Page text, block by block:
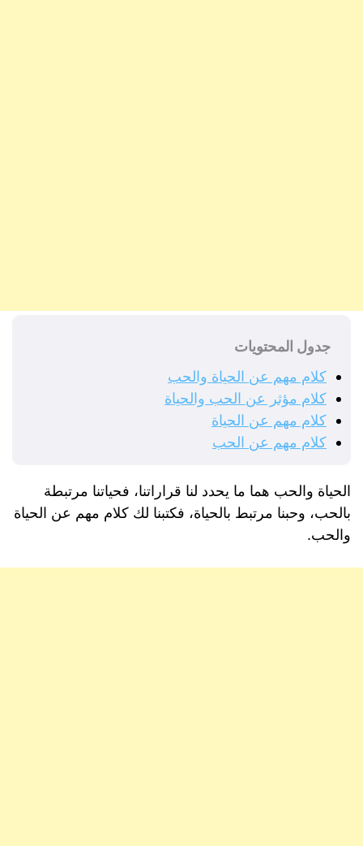
جدول المحتويات
كلام مهم عن الحياة والحب
كلام مؤثر عن الحب والحياة
كلام مهم عن الحياة
كلام مهم عن الحب
الحياة والحب هما ما يحدد لنا قراراتنا، فحياتنا مرتبطة
بالحب، وحبنا مرتبط بالحياة، فكتبنا لك كلام مهم عن الحياة
والحب.